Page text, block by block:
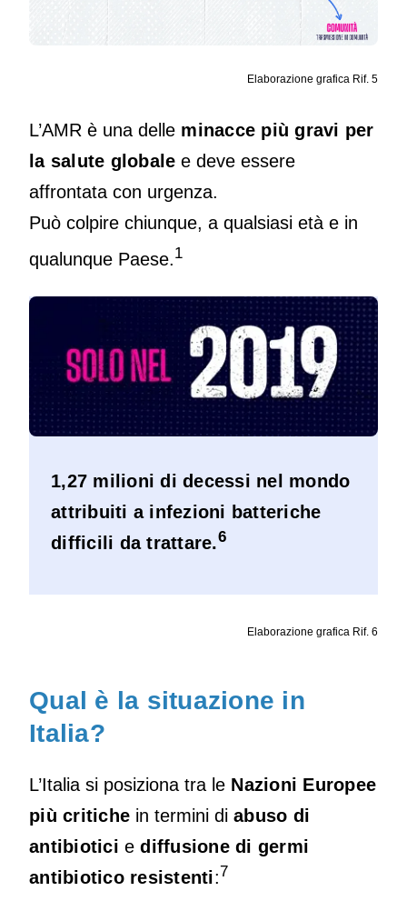
Elaborazione grafica Rif. 5
L’AMR è una delle minacce più gravi per
la salute globale e deve essere
affrontata con urgenza.
Può colpire chiunque, a qualsiasi età e in
qualunque Paese.1
1,27 milioni di decessi nel mondo
attribuiti a infezioni batteriche
difficili da trattare.6
Elaborazione grafica Rif. 6
Qual è la situazione in
Italia?
L’Italia si posiziona tra le Nazioni Europee
più critiche in termini di abuso di
antibiotici e diffusione di germi
antibiotico resistenti:7